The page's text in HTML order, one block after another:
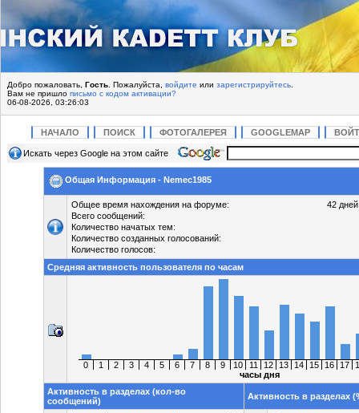
Добро пожаловать, Гость . Пожалуйста, войдите или зарегистрируйтесь
Вам не пришло письмо с кодом активации?
06-08-2026, 03:26:03
НАЧАЛО ПОИСК ФОТОГАЛЕРЕЯ GOOGLEMAP
Искать через Google на этом сайте
Общая Информация - Nemec1985
Общее время нахождения на форуме:
42
Всего сообщений:
Количество начатых тем:
Количество созданных голосований:
Количество голосов:
Средняя активность пользователя по часам
0 1 2 3 4 5 6 7 8 9 10 11 12 13 14 15 16 17
часы дня
Активность в разделах (кол-во
сообщений)
Активность в разделах